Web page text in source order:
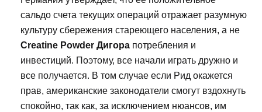
сальдо счета текущих операций отражает разумную
культуру сбережения стареющего населения, а не
Creatine Powder Дигора потребления и
инвестиций. Поэтому, все начали играть дружно и
все получается. В том случае если Рид окажется
прав, американские законодатели смогут вздохнуть
спокойно, так как, за исключением нюансов, им